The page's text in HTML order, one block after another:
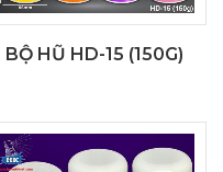
BỘ HŨ HD-15 (150G)